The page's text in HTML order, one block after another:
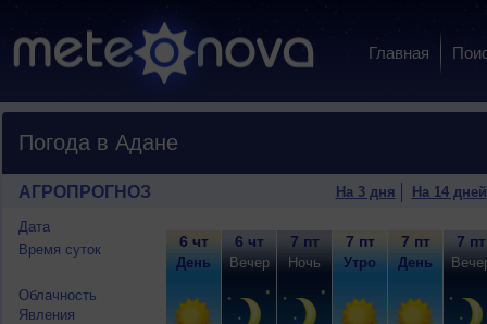
Главная
Погода в Адане
АГРОПРОГНОЗ На 3 дня На 14 дней
Дата
Время суток
Облачность
Явления
6 чт
День
6 чт
Вечер
7 пт
Ночь
7 пт
Утро
7 пт
День
7 пт